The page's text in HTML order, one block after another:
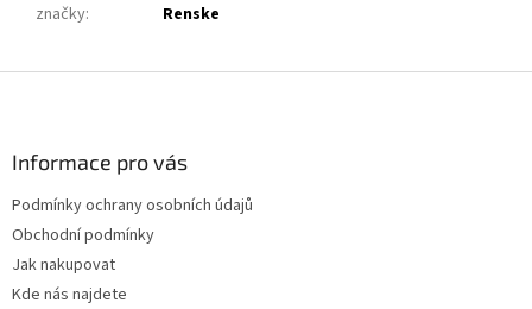
značky: Renske
Informace pro vás
Podmínky ochrany osobních údajů
Obchodní podmínky
Jak nakupovat
Kde nás najdete